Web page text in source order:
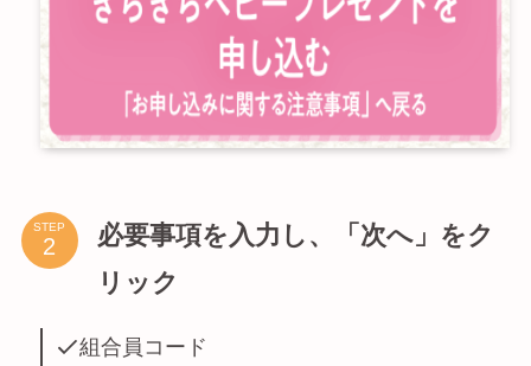
STEP
必要事項を入力し、「次へ」をク
リック
組合員コード